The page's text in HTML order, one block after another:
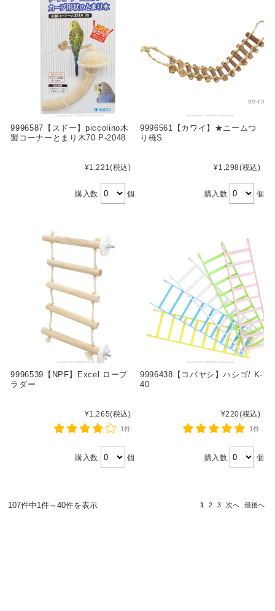
9996587【スドー】piccolino木
製コーナーとまり木70 P-2048
¥1,221(税込)
購入数 個
9996561【カワイ】★ニームつ
り橋S
¥1,298(税込)
購入数 個
9996539【NPF】Excel ロープ
ラダー
¥1,265(税込)
1件
購入数 個
9996438【コバヤシ】ハシゴ/ K-
40
¥220(税込)
1件
購入数 個
107件中1件～40件を表示 1 2 3 次へ 最後へ